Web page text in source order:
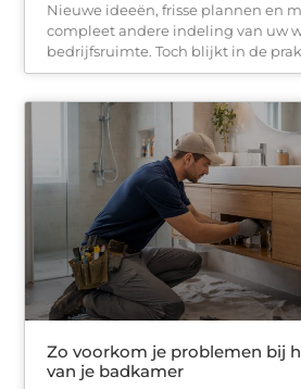
Nieuwe ideeën, frisse plannen en
compleet andere indeling van uw
bedrijfsruimte. Toch blijkt in de
Zo voorkom je problemen bij
van je badkamer